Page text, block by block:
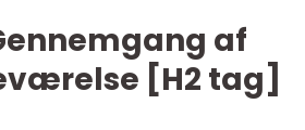
af
[H2 tag]